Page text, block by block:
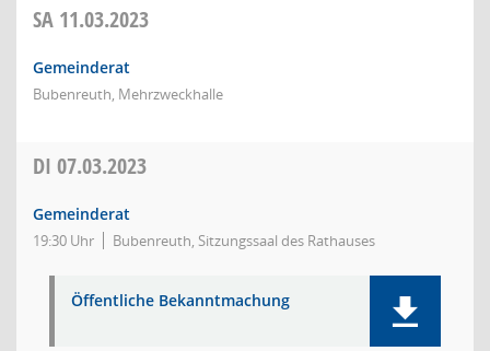
SA 11.03.2023
Gemeinderat
Bubenreuth, Mehrzweckhalle
DI 07.03.2023
Gemeinderat
19:30 Uhr Bubenreuth, Sitzungssaal des Rathauses
Öffentliche Bekanntmachung